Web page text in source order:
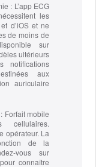
: L’app ECG
les
d’iOS et ne
de moins de
sur
ultérieurs
notifications
aux
auriculaire
Forfait mobile
opérateur. La
de la
sur
connaître